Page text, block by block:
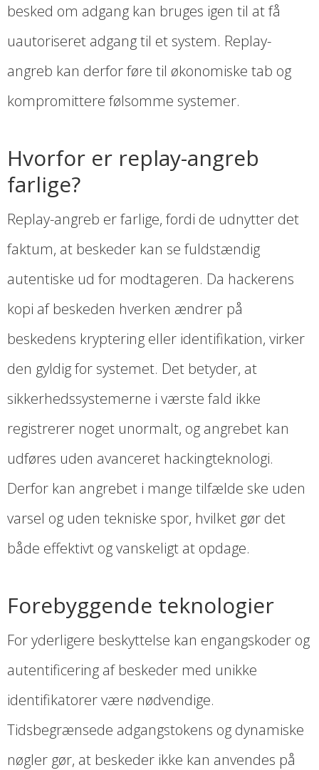
besked om adgang kan bruges igen til at få
uautoriseret adgang til et system. Replay-
angreb kan derfor føre til økonomiske tab og
kompromittere følsomme systemer.
Hvorfor er replay-angreb
farlige?
Replay-angreb er farlige, fordi de udnytter det
faktum, at beskeder kan se fuldstændig
autentiske ud for modtageren. Da hackerens
kopi af beskeden hverken ændrer på
beskedens kryptering eller identifikation, virker
den gyldig for systemet. Det betyder, at
sikkerhedssystemerne i værste fald ikke
registrerer noget unormalt, og angrebet kan
udføres uden avanceret hackingteknologi.
Derfor kan angrebet i mange tilfælde ske uden
varsel og uden tekniske spor, hvilket gør det
både effektivt og vanskeligt at opdage.
Forebyggende teknologier
For yderligere beskyttelse kan engangskoder og
autentificering af beskeder med unikke
identifikatorer være nødvendige.
Tidsbegrænsede adgangstokens og dynamiske
nøgler gør, at beskeder ikke kan anvendes på